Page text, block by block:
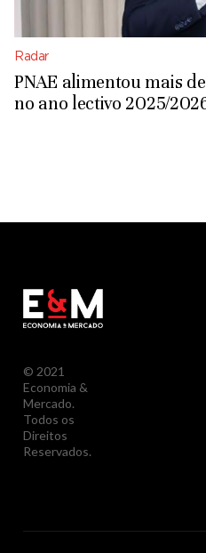
Radar
PNAE alimentou mais
no ano lectivo 2025/
© 2021
Economia &
Mercado.
Todos os
Direitos
Reservados.